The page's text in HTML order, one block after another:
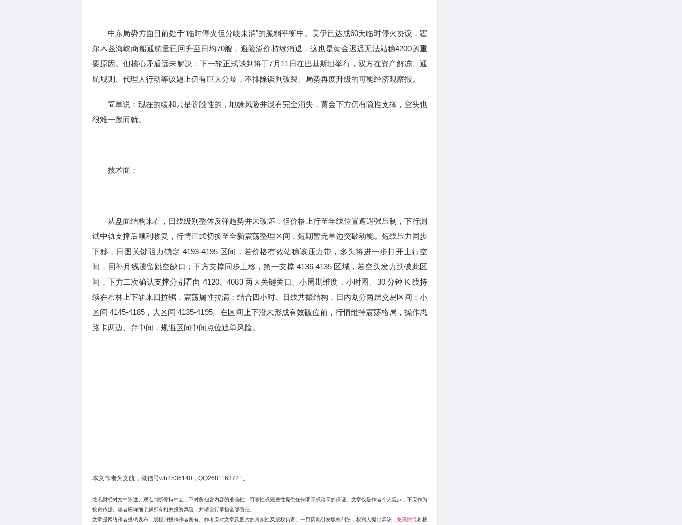
中东局势方面目前处于“临时停火但分歧未消”的脆弱平衡中。美伊已达成60天临时停火协议，霍
尔木兹海峡商船通航量已回升至日均70艘，避险溢价持续消退，这也是黄金迟迟无法站稳4200的重
要原因。但核心矛盾远未解决：下一轮正式谈判将于7月11日在巴基斯坦举行，双方在资产解冻、通
航规则、代理人行动等议题上仍有巨大分歧，不排除谈判破裂、局势再度升级的可能经济观察报。
简单说：现在的缓和只是阶段性的，地缘风险并没有完全消失，黄金下方仍有隐性支撑，空头也
很难一蹴而就。
技术面：
从盘面结构来看，日线级别整体反弹趋势并未破坏，但价格上行至年线位置遭遇强压制，下行测
试中轨支撑后顺利收复，行情正式切换至全新震荡整理区间，短期暂无单边突破动能。短线压力同步
下移，日图关键阻力锁定 4193-4195 区间，若价格有效站稳该压力带，多头将进一步打开上行空
间，回补月线遗留跳空缺口；下方支撑同步上移，第一支撑 4136-4135 区域，若空头发力跌破此区
间，下方二次确认支撑分别看向 4120、4083 两大关键关口。小周期维度，小时图、30 分钟 K 线持
续在布林上下轨来回拉锯，震荡属性拉满；结合四小时、日线共振结构，日内划分两层交易区间：小
区间 4145-4185，大区间 4135-4195。在区间上下沿未形成有效破位前，行情维持震荡格局，操作思
路卡两边、弃中间，规避区间中间点位追单风险。
本文作者为文航，微信号wh2536140，QQ2681163721。
龙讯财经对文中陈述、观点判断保持中立，不对所包含内容的准确性、可靠性或完整性提供任何明示或暗示的保证。文章仅是作者个人观点，不应作为
投资依据。读者应详细了解所有相关投资风险，并请自行承担全部责任。
文章是网络作者投稿发布，版权归投稿作者所有。作者应对文章及图片的真实性及版权负责。一旦因此引发版权纠纷，权利人提出异议， 龙讯财经将根